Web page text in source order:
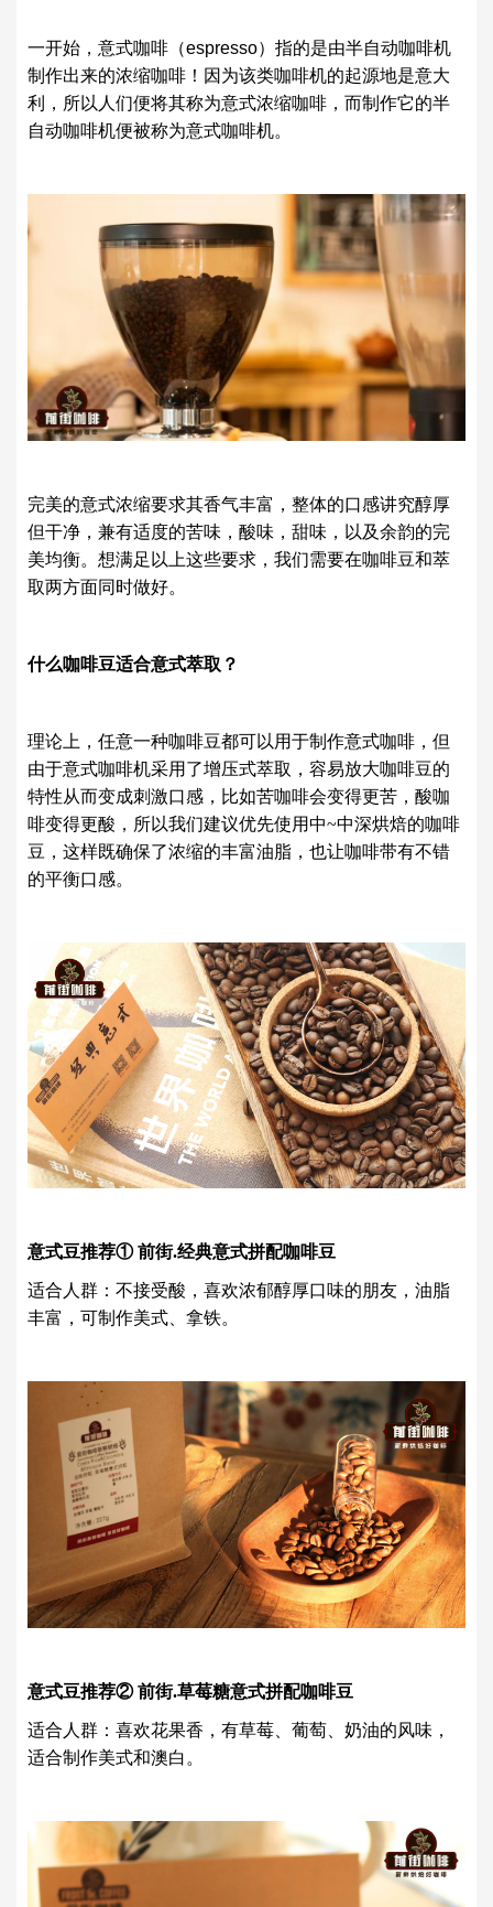
一开始，意式咖啡（espresso）指的是由半自动咖啡机
制作出来的浓缩咖啡！因为该类咖啡机的起源地是意大
利，所以人们便将其称为意式浓缩咖啡，而制作它的半
自动咖啡机便被称为意式咖啡机。
完美的意式浓缩要求其香气丰富，整体的口感讲究醇厚
但干净，兼有适度的苦味，酸味，甜味，以及余韵的完
美均衡。想满足以上这些要求，我们需要在咖啡豆和萃
取两方面同时做好。
什么咖啡豆适合意式萃取？
理论上，任意一种咖啡豆都可以用于制作意式咖啡，但
由于意式咖啡机采用了增压式萃取，容易放大咖啡豆的
特性从而变成刺激口感，比如苦咖啡会变得更苦，酸咖
啡变得更酸，所以我们建议优先使用中~中深烘焙的咖啡
豆，这样既确保了浓缩的丰富油脂，也让咖啡带有不错
的平衡口感。
意式豆推荐① 前街.经典意式拼配咖啡豆
适合人群：不接受酸，喜欢浓郁醇厚口味的朋友，油脂
丰富，可制作美式、拿铁。
意式豆推荐② 前街.草莓糖意式拼配咖啡豆
适合人群：喜欢花果香，有草莓、葡萄、奶油的风味，
适合制作美式和澳白。